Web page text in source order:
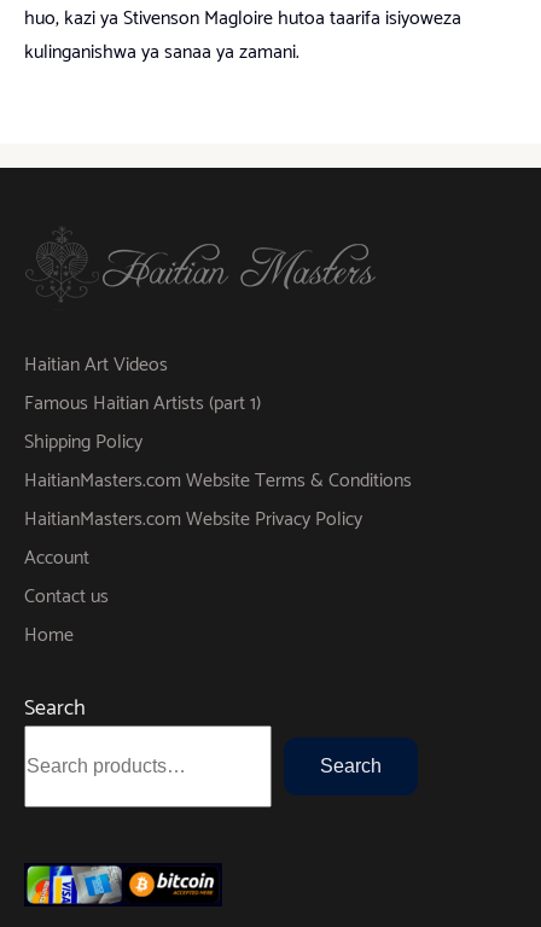
huo, kazi ya Stivenson Magloire hutoa taarifa isiyoweza
kulinganishwa ya sanaa ya zamani.
Haitian Art Videos
Famous Haitian Artists (part 1)
Shipping Policy
HaitianMasters.com Website Terms & Conditions
HaitianMasters.com Website Privacy Policy
Account
Contact us
Home
Search
Search